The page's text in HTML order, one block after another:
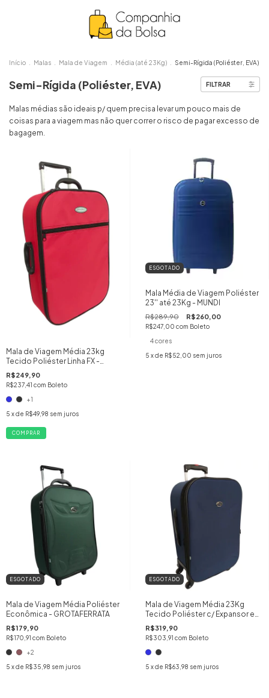
Início Malas Mala de Viagem Média (até 23Kg) Semi-Rígida (Poliéster, EVA)
Semi-Rígida (Poliéster, EVA) FILTRAR
Malas médias são ideais p/ quem precisa levar um pouco mais de
coisas para a viagem mas não quer correr o risco de pagar excesso de
bagagem.
Mala de Viagem Média 23kg
Tecido Poliéster Linha FX -
Grotaferrata
R$249,90
R$237,41 com Boleto
+1
5 x de R$49,98 sem juros
COMPRAR
ESGOTADO
Mala Média de Viagem Poliéster
23'' até 23Kg - MUNDI
R$289,90 R$260,00
R$247,00 com Boleto
4 cores
5 x de R$52,00 sem juros
ESGOTADO
Mala de Viagem Média Poliéster
Econômica - GROTAFERRATA
R$179,90
R$170,91 com Boleto
+2
5 x de R$35,98 sem juros
ESGOTADO
Mala de Viagem Média 23Kg
Tecido Poliéster c/ Expansor e
Roda 360 - Grotaferrata
R$319,90
R$303,91 com Boleto
5 x de R$63,98 sem juros